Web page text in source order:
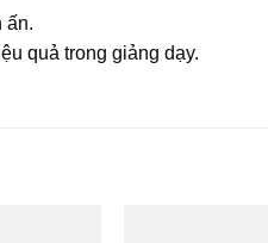
ấn.
quả trong giảng dạy.